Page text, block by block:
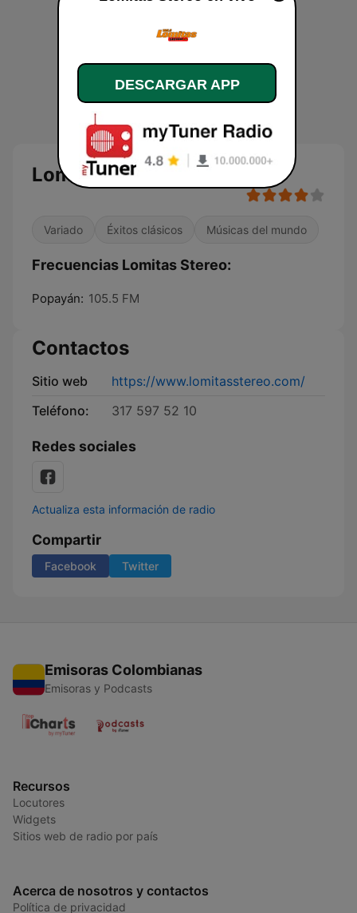
Lomitas Stereo en vivo
Variado Éxitos clásicos Músicas del mundo
Frecuencias Lomitas Stereo:
Popayán: 105.5 FM
Contactos
Sitio web
https://www.lomitasstereo.com/
Teléfono:
317 597 52 10
Redes sociales
Actualiza esta información de radio
Compartir
Facebook Twitter
Emisoras Colombianas
Emisoras y Podcasts
Recursos
Locutores
Widgets
Sitios web de radio por país
Acerca de nosotros y contactos
Política de privacidad
DESCARGAR APP